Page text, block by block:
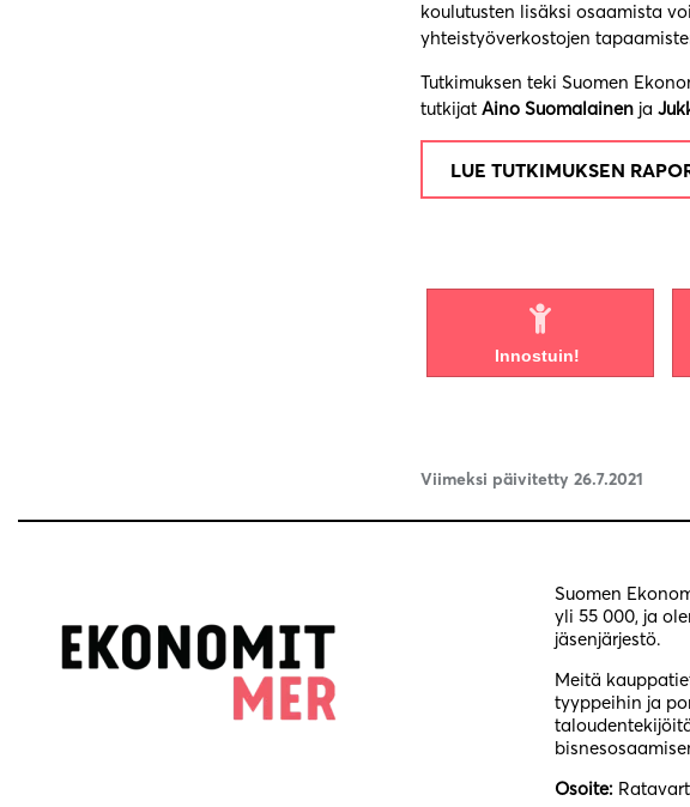
koulutusten lisäksi osaamista
yhteistyöverkostojen
Tutkimuksen teki Suomen
tutkijat Aino Suomalainen ja
LUE TUTKIMUKSEN
Innostuin!
Viimeksi päivitetty 26.7.2021
Suomen
yli 55 000, ja
jäsenjärjestö.
Meitä
tyyppeihin ja
Osoite: